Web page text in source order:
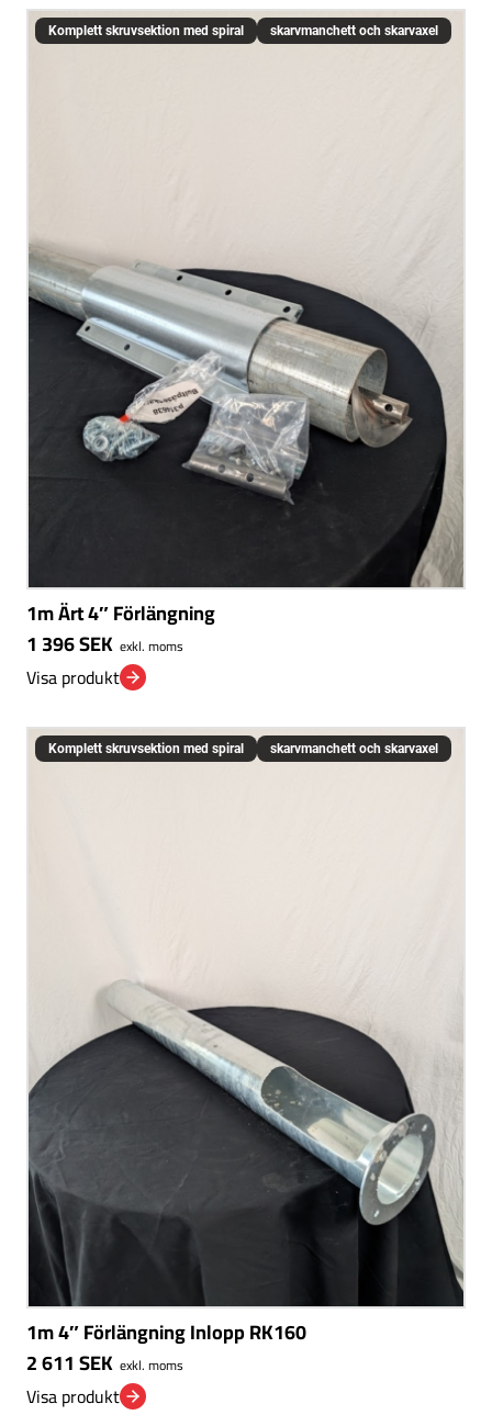
Komplett skruvsektion med spiral skarvmanchett och skarvaxel
1m Ärt 4″ Förlängning
1 396SEK exkl. moms
Visa produkt
Komplett skruvsektion med spiral skarvmanchett och skarvaxel
1m 4″ Förlängning Inlopp RK160
2 611SEK exkl. moms
Visa produkt